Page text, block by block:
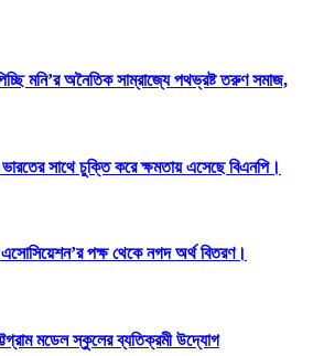
মনি’র অনৈতিক সাম্রাজ্যে পথভ্রষ্ট তরুণ সমাজ,
সাথে চুক্তি করে ক্ষমতায় এসেছে বিএনপি।
এসোসিয়েশন’র পক্ষ থেকে নগদ অর্থ বিতরণ।
মডেল স্কুলের ব্যতিক্রমী উদ্যোগ